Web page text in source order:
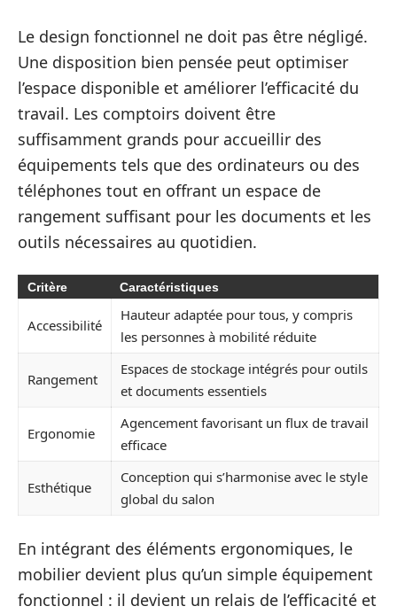
Le design fonctionnel ne doit pas être négligé.
Une disposition bien pensée peut optimiser
l’espace disponible et améliorer l’efficacité du
travail. Les comptoirs doivent être
suffisamment grands pour accueillir des
équipements tels que des ordinateurs ou des
téléphones tout en offrant un espace de
rangement suffisant pour les documents et les
outils nécessaires au quotidien.
Critère Caractéristiques
Accessibilité
Hauteur adaptée pour tous, y compris
les personnes à mobilité réduite
Rangement
Espaces de stockage intégrés pour outils
et documents essentiels
Ergonomie
Agencement favorisant un flux de travail
efficace
Esthétique
Conception qui s’harmonise avec le style
global du salon
En intégrant des éléments ergonomiques, le
mobilier devient plus qu’un simple équipement
fonctionnel : il devient un relais de l’efficacité et